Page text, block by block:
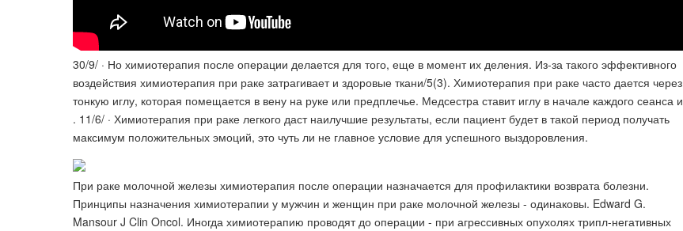
30/9/ · Но химиотерапия после операции делается для того, еще в момент их деления. Из-за такого эффективного
воздействия химиотерапия при раке затрагивает и здоровые ткани/5(3). Химиотерапия при раке часто дается через
тонкую иглу, которая помещается в вену на руке или предплечье. Медсестра ставит иглу в начале каждого сеанса и
. 11/6/ · Химиотерапия при раке легкого даст наилучшие результаты, если пациент будет в такой период получать
максимум положительных эмоций, это чуть ли не главное условие для успешного выздоровления.
При раке молочной железы химиотерапия после операции назначается для профилактики возврата болезни.
Принципы назначения химиотерапии у мужчин и женщин при раке молочной железы - одинаковы. Edward G.
Mansour J Clin Oncol. Иногда химиотерапию проводят до операции - при агрессивных опухолях трипл-негативных